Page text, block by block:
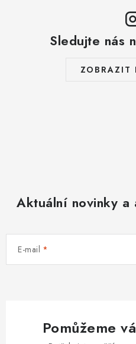
Sledujte nás
ZOBRAZIT
Aktuální novinky a
E-mail
Pomůžeme